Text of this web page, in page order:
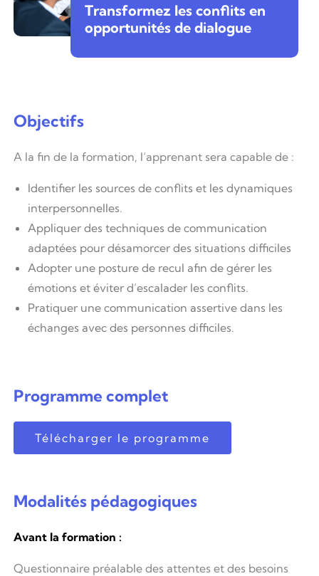
Transformez les conflits en
opportunités de dialogue
Objectifs
A la fin de la formation, l’apprenant sera capable de :
Identifier les sources de conflits et les dynamiques
interpersonnelles.
Appliquer des techniques de communication
adaptées pour désamorcer des situations difficiles
Adopter une posture de recul afin de gérer les
émotions et éviter d’escalader les conflits.
Pratiquer une communication assertive dans les
échanges avec des personnes difficiles.
Programme complet
Télécharger le programme
Modalités pédagogiques
Avant la formation :
Questionnaire préalable des attentes et des besoins